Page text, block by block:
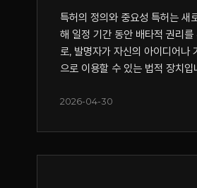
특허의 정의와 중요성 특허는 새
해 일정 기간 동안 배타적 권리를
로, 발명자가 자신의 아이디어나
으로 이용할 수 있는 법적 장치입
2026-04-30